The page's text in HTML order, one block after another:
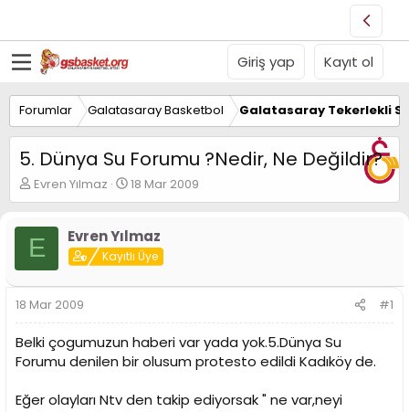
Giriş yap Kayıt ol
Forumlar Galatasaray Basketbol Galatasaray Tekerlekli
5. Dünya Su Forumu ?Nedir, Ne Değildir?
K
o
u
y
B
a
ş
a
t
n
Evren Yılmaz
B
a
l
a
n
g
a
r
h
18 Mar 2009
E Evren Yılmaz
Kayıtlı Üye
18 Mar 2009 #1
Belki çogumuzun haberi var yada yok.5.Dünya Su
Forumu denilen bir olusum protesto edildi Kadıköy de.
Eğer olayları Ntv den takip ediyorsak " ne var,neyi